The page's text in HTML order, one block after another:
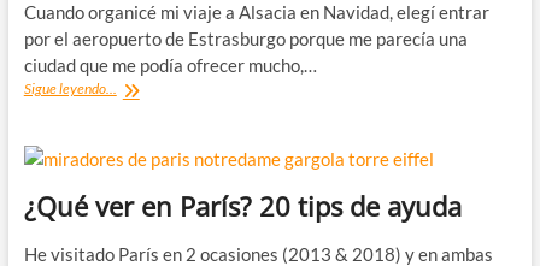
Cuando organicé mi viaje a Alsacia en Navidad, elegí entrar
por el aeropuerto de Estrasburgo porque me parecía una
ciudad que me podía ofrecer mucho,…
Sigue leyendo... Estrasburgo,
de
en
¿Qué ver en París? 20 tips de ayuda
He visitado París en 2 ocasiones (2013 & 2018) y en ambas